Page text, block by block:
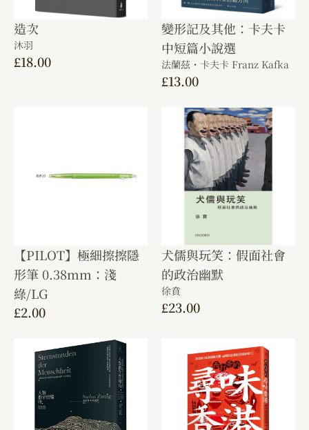
造次
沐羽
£18.00
變形記及其他：卡夫卡
中短篇小說選
法蘭茲・卡夫卡 Franz Kafka
£13.00
【PILOT】極細擦擦隱
形筆 0.38mm：淺
綠/LG
£2.00
犬儒與玩笑：假面社會
的政治幽默
徐賁
£23.00